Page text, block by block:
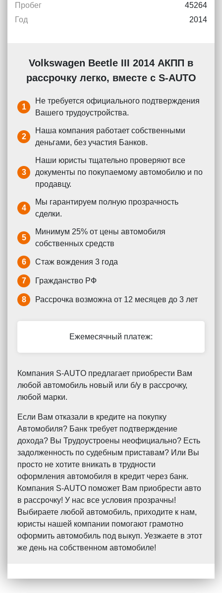
Пробег
45264
Год
2014
Volkswagen Beetle III 2014 АКПП в
рассрочку легко, вместе с S-AUTO
1
Не требуется официального подтверждения
Вашего трудоустройства.
2
Наша компания работает собственными
деньгами, без участия Банков.
3
Наши юристы тщательно проверяют все
документы по покупаемому автомобилю и по
продавцу.
4
Мы гарантируем полную прозрачность
сделки.
5
Минимум 25% от цены автомобиля
собственных средств
6 Стаж вождения 3 года
7 Гражданство РФ
8 Рассрочка возможна от 12 месяцев до 3 лет
Ежемесячный платеж:
Компания S-AUTO предлагает приобрести Вам
любой автомобиль новый или б/у в рассрочку,
любой марки.
Если Вам отказали в кредите на покупку
Автомобиля? Банк требует подтверждение
дохода? Вы Трудоустроены неофициально? Есть
задолженность по судебным приставам? Или Вы
просто не хотите вникать в трудности
оформления автомобиля в кредит через банк.
Компания S-AUTO поможет Вам приобрести авто
в рассрочку! У нас все условия прозрачны!
Выбираете любой автомобиль, приходите к нам,
юристы нашей компании помогают грамотно
оформить автомобиль под выкуп. Уезжаете в этот
же день на собственном автомобиле!